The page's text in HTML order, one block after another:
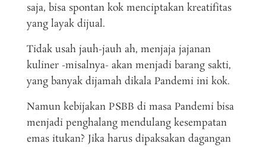
saja, bisa spontan kok menciptakan kreatifitas
yang layak dijual.
Tidak usah jauh-jauh ah, menjaja jajanan
kuliner -misalnya- akan menjadi barang sakti,
yang banyak dijamah dikala Pandemi ini kok.
Namun kebijakan PSBB di masa Pandemi bisa
menjadi penghalang mendulang kesempatan
emas itukan? Jika harus dipaksakan dagangan